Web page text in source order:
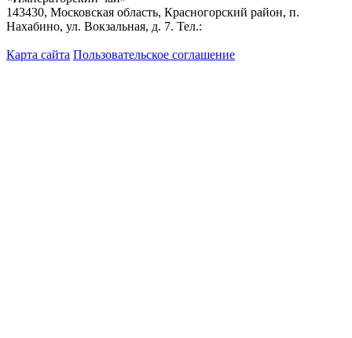
143430, Московская область, Красногорский район, п.
Нахабино, ул. Вокзальная, д. 7. Тел.:
Карта сайта Пользовательское соглашение